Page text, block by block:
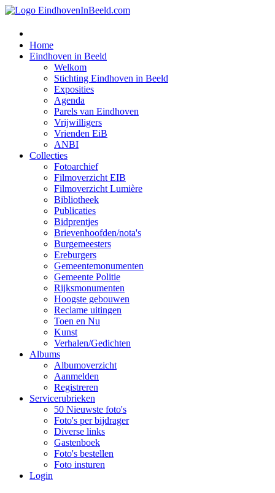
Home
Eindhoven in Beeld
Welkom
Stichting Eindhoven in Beeld
Exposities
Agenda
Parels van Eindhoven
Vrijwilligers
Vrienden EiB
ANBI
Collecties
Fotoarchief
Filmoverzicht EIB
Filmoverzicht Lumière
Bibliotheek
Publicaties
Bidprentjes
Brievenhoofden/nota's
Burgemeesters
Ereburgers
Gemeentemonumenten
Gemeente Politie
Rijksmonumenten
Hoogste gebouwen
Reclame uitingen
Toen en Nu
Kunst
Verhalen/Gedichten
Albums
Albumoverzicht
Aanmelden
Registreren
Servicerubrieken
50 Nieuwste foto's
Foto's per bijdrager
Diverse links
Gastenboek
Foto's bestellen
Foto insturen
Login